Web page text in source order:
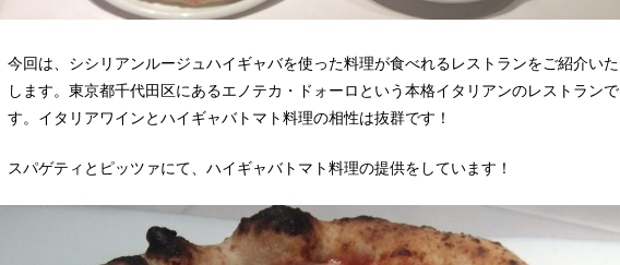
今回は、シシリアンルージュハイギャバを使った料理が食べれるレストランをご紹介いた
します。東京都千代田区にあるエノテカ・ドォーロという本格イタリアンのレストランで
す。イタリアワインとハイギャバトマト料理の相性は抜群です！
スパゲティとピッツァにて、ハイギャバトマト料理の提供をしています！